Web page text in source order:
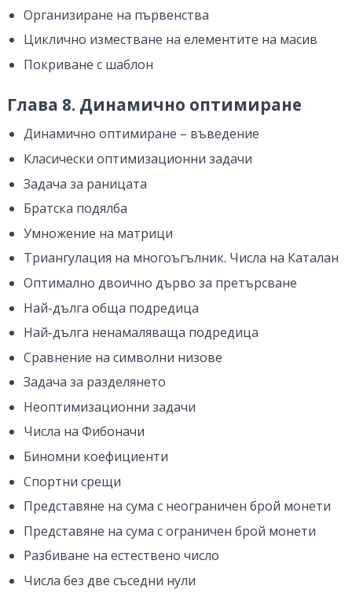
Организиране на първенства
Циклично изместване на елементите на масив
Покриване с шаблон
Глава 8. Динамично оптимиране
Динамично оптимиране – въведение
Класически оптимизационни задачи
Задача за раницата
Братска подялба
Умножение на матрици
Триангулация на многоъгълник. Числа на Каталан
Оптимално двоично дърво за претърсване
Най-дълга обща подредица
Най-дълга ненамаляваща подредица
Сравнение на символни низове
Задача за разделянето
Неоптимизационни задачи
Числа на Фибоначи
Биномни коефициенти
Спортни срещи
Представяне на сума с неограничен брой монети
Представяне на сума с ограничен брой монети
Разбиване на естествено число
Числа без две съседни нули